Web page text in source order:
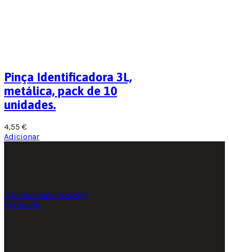
Adicionar aos favoritos
Comparar
Pinça Identificadora 3L,
metálica, pack de 10
unidades.
4,55 €
Adicionar